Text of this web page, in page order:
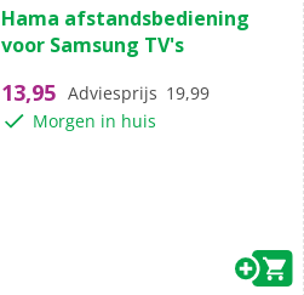
van
de
sterren.
1
Hama afstandsbediening
voor Samsung TV's
13,95 Adviesprijs 19,99
Morgen in huis